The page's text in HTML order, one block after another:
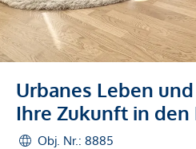
Urbanes Leben
Ihre Zukunft in den
Obj. Nr.: 8885